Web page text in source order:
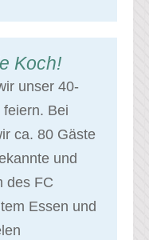
Koch!
unser 40-
Bei
ca. 80 Gäste
und
des FC
Essen und